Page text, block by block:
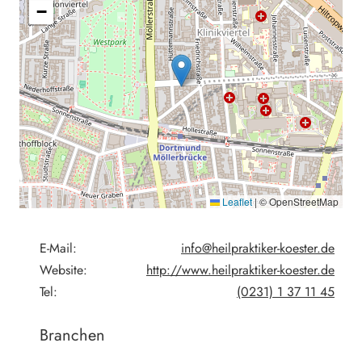
−
Leaflet|© OpenStreetMap
E-Mail:
info@heilpraktiker-koester.de
Website:
http://www.heilpraktiker-koester.de
Tel:
(0231) 1 37 11 45
Branchen